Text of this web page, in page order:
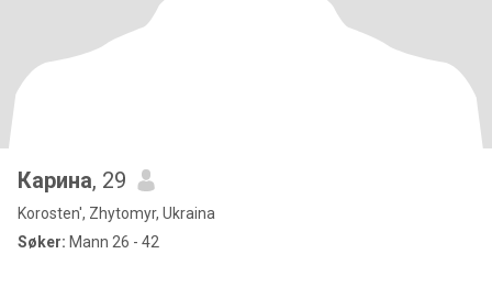
Карина, 29
Korosten', Zhytomyr, Ukraina
Søker: Mann 26 - 42